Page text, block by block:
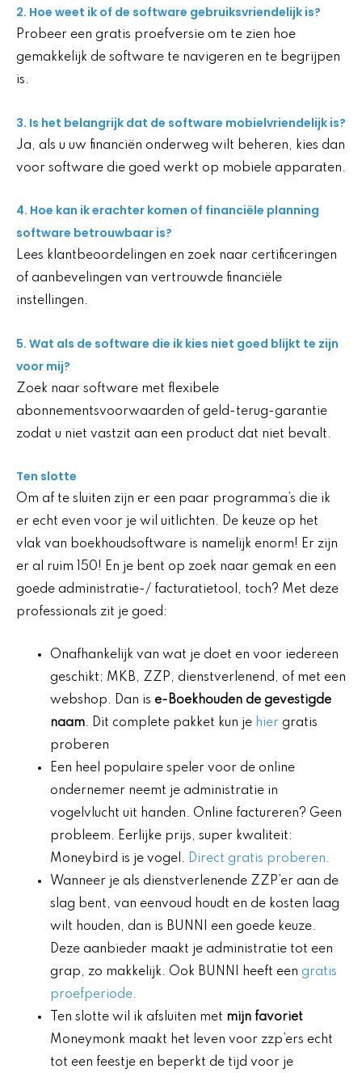
2. Hoe weet ik of de software gebruiksvriendelijk is?
Probeer een gratis proefversie om te zien hoe
gemakkelijk de software te navigeren en te begrijpen
is.
3. Is het belangrijk dat de software mobielvriendelijk is?
Ja, als u uw financiën onderweg wilt beheren, kies dan
voor software die goed werkt op mobiele apparaten.
4. Hoe kan ik erachter komen of financiële planning
software betrouwbaar is?
Lees klantbeoordelingen en zoek naar certificeringen
of aanbevelingen van vertrouwde financiële
instellingen.
5. Wat als de software die ik kies niet goed blijkt te zijn
voor mij?
Zoek naar software met flexibele
abonnementsvoorwaarden of geld-terug-garantie
zodat u niet vastzit aan een product dat niet bevalt.
Ten slotte
Om af te sluiten zijn er een paar programma’s die ik
er echt even voor je wil uitlichten. De keuze op het
vlak van boekhoudsoftware is namelijk enorm! Er zijn
er al ruim 150! En je bent op zoek naar gemak en een
goede administratie-/ facturatietool, toch? Met deze
professionals zit je goed:
Onafhankelijk van wat je doet en voor iedereen
geschikt; MKB, ZZP, dienstverlenend, of met een
webshop. Dan is e-Boekhouden de gevestigde
naam. Dit complete pakket kun je hier gratis
proberen
Een heel populaire speler voor de online
ondernemer neemt je administratie in
vogelvlucht uit handen. Online factureren? Geen
probleem. Eerlijke prijs, super kwaliteit:
Moneybird is je vogel. Direct gratis proberen.
Wanneer je als dienstverlenende ZZP’er aan de
slag bent, van eenvoud houdt en de kosten laag
wilt houden, dan is BUNNI een goede keuze.
Deze aanbieder maakt je administratie tot een
grap, zo makkelijk. Ook BUNNI heeft een gratis
proefperiode.
Ten slotte wil ik afsluiten met mijn favoriet
Moneymonk maakt het leven voor zzp’ers echt
tot een feestje en beperkt de tijd voor je